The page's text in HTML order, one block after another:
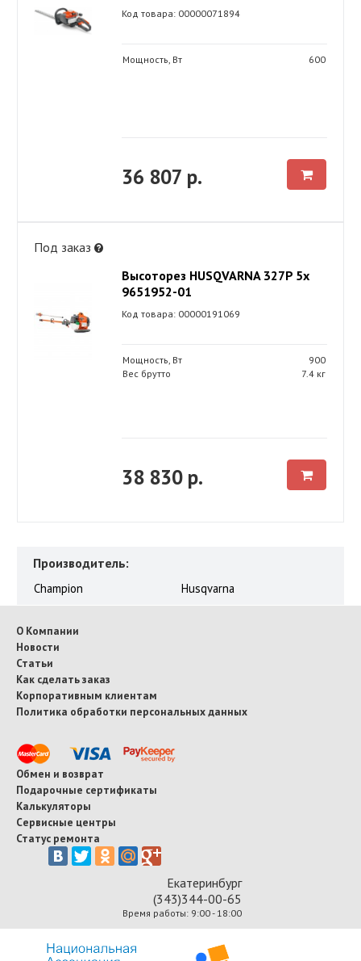
Код товара: 00000071894
Мощность, Вт 600
36 807 р.
Под заказ
Высоторез HUSQVARNA 327P 5x
9651952-01
Код товара: 00000191069
Мощность, Вт
900
Вес брутто
7.4 кг
38 830 р.
Производитель:
Champion Husqvarna
О Компании
Новости
Статьи
Как сделать заказ
Корпоративным клиентам
Политика обработки персональных данных
Обмен и возврат
Подарочные сертификаты
Калькуляторы
Сервисные центры
Статус ремонта
Екатеринбург
(343)344-00-65
Время работы: 9:00 - 18:00